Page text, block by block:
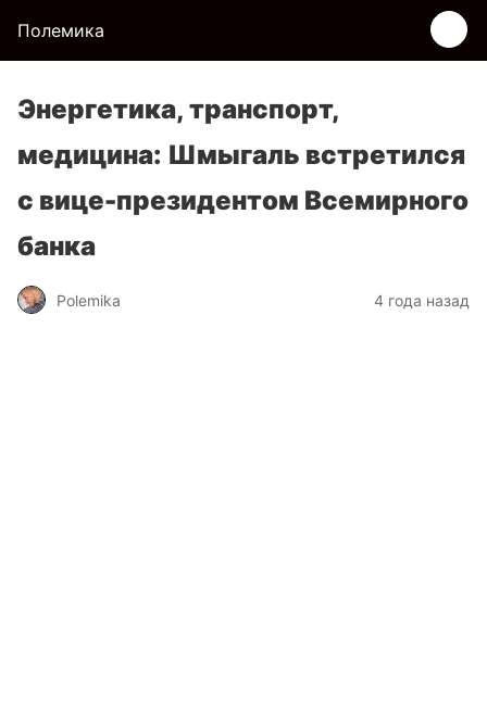
Полемика
Энергетика, транспорт,
медицина: Шмыгаль встретился
с вице-президентом Всемирного
банка
Polemika 4 года назад